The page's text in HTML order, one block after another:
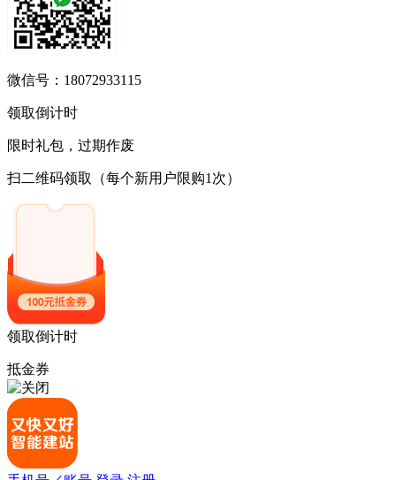
微信号：18072933115
领取倒计时
限时礼包，过期作废
扫二维码领取 （每个新用户限购1次）
领取倒计时
抵金券